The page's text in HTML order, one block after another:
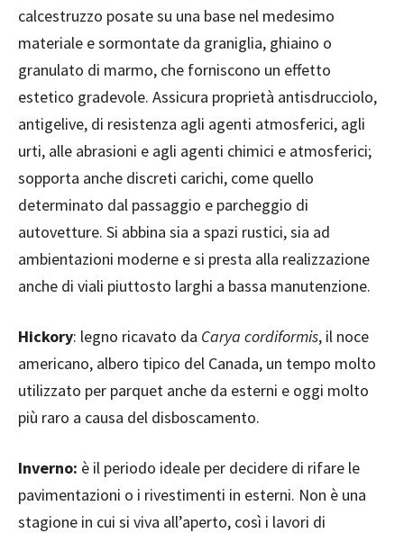
calcestruzzo posate su una base nel medesimo
materiale e sormontate da graniglia, ghiaino o
granulato di marmo, che forniscono un effetto
estetico gradevole. Assicura proprietà antisdrucciolo,
antigelive, di resistenza agli agenti atmosferici, agli
urti, alle abrasioni e agli agenti chimici e atmosferici;
sopporta anche discreti carichi, come quello
determinato dal passaggio e parcheggio di
autovetture. Si abbina sia a spazi rustici, sia ad
ambientazioni moderne e si presta alla realizzazione
anche di viali piuttosto larghi a bassa manutenzione.
Hickory: legno ricavato da Carya cordiformis, il noce
americano, albero tipico del Canada, un tempo molto
utilizzato per parquet anche da esterni e oggi molto
più raro a causa del disboscamento.
Inverno: è il periodo ideale per decidere di rifare le
pavimentazioni o i rivestimenti in esterni. Non è una
stagione in cui si viva all’aperto, così i lavori di